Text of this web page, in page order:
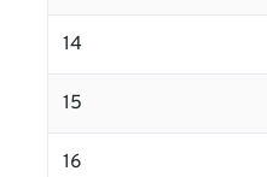
14
15
16